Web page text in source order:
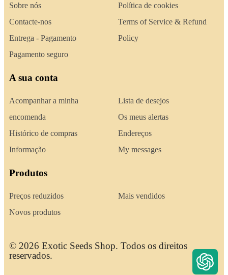
Sobre nós
Contacte-nos
Entrega - Pagamento
Pagamento seguro
Política de cookies
Terms of Service & Refund
Policy
A sua conta
Acompanhar a minha
encomenda
Histórico de compras
Informação
Lista de desejos
Os meus alertas
Endereços
My messages
Produtos
Preços reduzidos
Novos produtos
Mais vendidos
© 2026 Exotic Seeds Shop. Todos os direitos
reservados.